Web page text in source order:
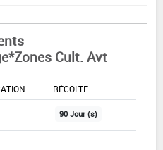
Cult. Avt
RÉCOLTE
90 Jour (s)